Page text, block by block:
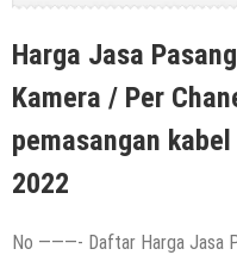
Harga Jasa
Kamera / Per
pemasangan
2022
No ———- Daftar Harga Jasa